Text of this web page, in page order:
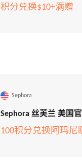
积分兑换$10+满赠
Sephora
Sephora 丝芙兰 美国
100积分兑换阿玛尼